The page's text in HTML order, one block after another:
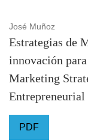
José Muñoz
Estrategias de
innovación
Marketing
Entrepreneurial
PDF